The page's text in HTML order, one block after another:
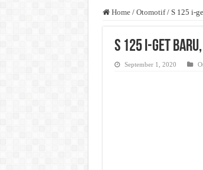
Home / Otomotif / S 125 i-
S 125 i-get
September 1, 2020